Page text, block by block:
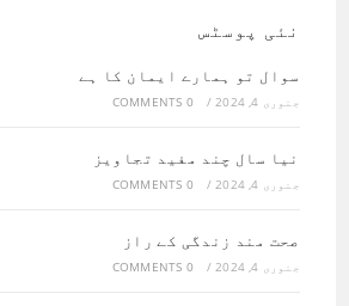
نئی پوسٹس
سوال تو ہمارے ایمان کا ہے
جنوری 4, 2024 /
0 COMMENTS
نیا سال چند مفید تجاویز
جنوری 4, 2024 /
0 COMMENTS
صحت مند زندگی کے راز
جنوری 4, 2024 /
0 COMMENTS